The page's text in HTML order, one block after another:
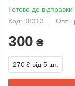
Готово до відправки
Код: 98313
Опт і
300 ₴
270 ₴ від 5 шт.